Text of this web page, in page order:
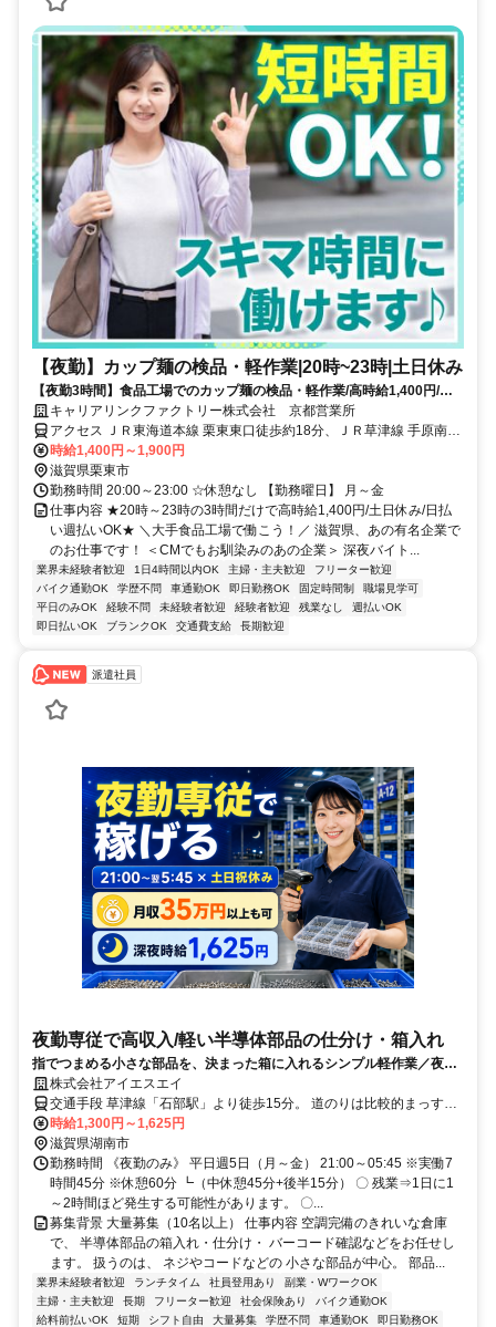
【夜勤】カップ麺の検品・軽作業|20時~23時|土日休み
【夜勤3時間】食品工場でのカップ麺の検品・軽作業/高時給1,400円/日
払い週払いOK/履歴書不要
キャリアリンクファクトリー株式会社 京都営業所
アクセス ＪＲ東海道本線 栗東東口徒歩約18分、ＪＲ草津線 手原南口
徒歩約21分 JR栗東駅より徒歩15分/JR手原駅より徒歩20分◇車・バ
イク・自転車通勤OK◇無料駐車場完備
時給1,400円～1,900円
滋賀県栗東市
勤務時間 20:00～23:00 ☆休憩なし 【勤務曜日】 月～金
仕事内容 ★20時～23時の3時間だけで高時給1,400円/土日休み/日払
い週払いOK★ ＼大手食品工場で働こう！／ 滋賀県、あの有名企業で
のお仕事です！ ＜CMでもお馴染みのあの企業＞ 深夜バイト...
業界未経験者歓迎 1日4時間以内OK 主婦・主夫歓迎
フリーター歓迎
バイク通勤OK
学歴不問 車通勤OK 即日勤務OK 固定時間制
職場見学可
平日のみOK
経験不問 未経験者歓迎 経験者歓迎 残業なし
週払いOK
即日払いOK
ブランクOK 交通費支給 長期歓迎
派遣社員
夜勤専従で高収入/軽い半導体部品の仕分け・箱入れ
指でつまめる小さな部品を、決まった箱に入れるシンプル軽作業／夜勤
専従で深夜手当あり／土日祝休み／月収35万可／空調完備の新しい倉庫
で快適勤務／髪色・髪型自由／ネイル・ピアスOK／週払いOK
株式会社アイエスエイ
交通手段 草津線「石部駅」より徒歩15分。 道のりは比較的まっすぐ
で、 坂道もほとんどありません。 JR石部駅近くの 旧国道1号線に3年
前できた 大きくて綺麗な倉庫が勤務地です。 ※車通勤OK・バイク通
勤OK・自転車通勤OK ┗無料駐車場・駐輪場あり。 草津市、栗東
市、甲賀市、 野洲市、近江八幡市方面から 通勤している方もいま
す。 【最寄り駅】 ・ＪＲ草津線「石部駅」 (株式会社アイエスエイ
滋賀営業所) 滋賀県草津市矢倉 1-6-3 106
時給1,300円～1,625円
滋賀県湖南市
勤務時間 《夜勤のみ》 平日週5日（月～金） 21:00～05:45 ※実働7
時間45分 ※休憩60分 ┗（中休憩45分+後半15分） 〇 残業⇒1日に1
～2時間ほど発生する可能性があります。 〇...
募集背景 大量募集（10名以上） 仕事内容 空調完備のきれいな倉庫
で、 半導体部品の箱入れ・仕分け・ バーコード確認などをお任せし
ます。 扱うのは、 ネジやコードなどの 小さな部品が中心。 部品...
業界未経験者歓迎 ランチタイム 社員登用あり
副業・WワークOK
主婦・主夫歓迎
長期 フリーター歓迎 社会保険あり
バイク通勤OK
給料前払いOK
短期 シフト自由 大量募集 学歴不問 車通勤OK
即日勤務OK